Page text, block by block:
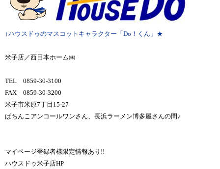
↑ハウスドゥのマスコットキャラクター「Do！くん」★
米子店／西日本ホーム㈱
TEL 0859-30-3100
FAX 0859-30-3200
米子市米原7丁目15-27
ぱちんこアンコールワンさん、長浜ラーメン博多屋さんの間♪
マイページ登録者様限定情報あり!!
ハウスドゥ米子店HP